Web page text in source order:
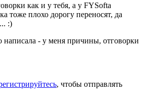
как и у тебя, а у FYSoftа
тоже плохо дорогу переносят, да
:)
написала - у меня причины, отговорки
, чтобы отправлять